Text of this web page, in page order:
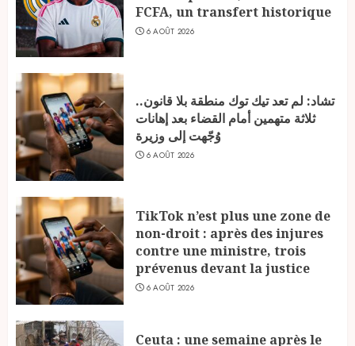
FCFA, un transfert historique
6 AOÛT 2026
تشاد: لم تعد تيك توك منطقة بلا قانون..
ثلاثة متهمين أمام القضاء بعد إهانات
وُجّهت إلى وزيرة
6 AOÛT 2026
TikTok n’est plus une zone de
non-droit : après des injures
contre une ministre, trois
prévenus devant la justice
6 AOÛT 2026
Ceuta : une semaine après le